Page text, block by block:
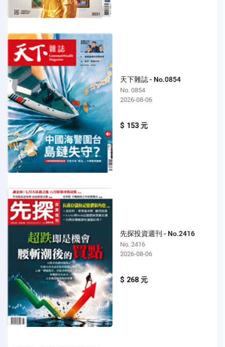
天下雜誌 - No.0854
No. 0854
2026-08-06
$ 153 元
先探投資週刊 - No.2416
No. 2416
2026-08-06
$ 268 元